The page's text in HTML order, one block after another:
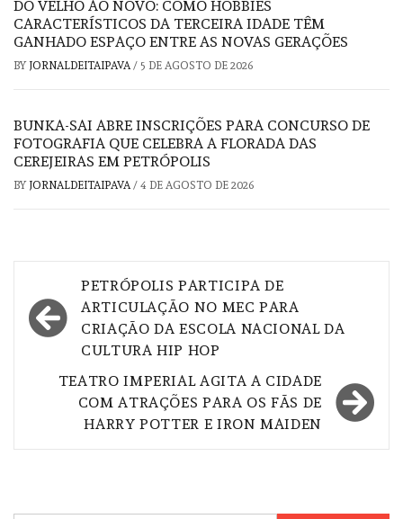
DO VELHO AO NOVO: COMO HOBBIES
CARACTERÍSTICOS DA TERCEIRA IDADE TÊM
GANHADO ESPAÇO ENTRE AS NOVAS GERAÇÕES
BY JORNALDEITAIPAVA/ 5 DE AGOSTO DE 2026
BUNKA-SAI ABRE INSCRIÇÕES PARA CONCURSO DE
FOTOGRAFIA QUE CELEBRA A FLORADA DAS
CEREJEIRAS EM PETRÓPOLIS
BY JORNALDEITAIPAVA/ 4 DE AGOSTO DE 2026
Navegação
de
Post
PETRÓPOLIS PARTICIPA DE
ARTICULAÇÃO NO MEC PARA
CRIAÇÃO DA ESCOLA NACIONAL DA
CULTURA HIP HOP
TEATRO IMPERIAL AGITA A CIDADE
COM ATRAÇÕES PARA OS FÃS DE
HARRY POTTER E IRON MAIDEN